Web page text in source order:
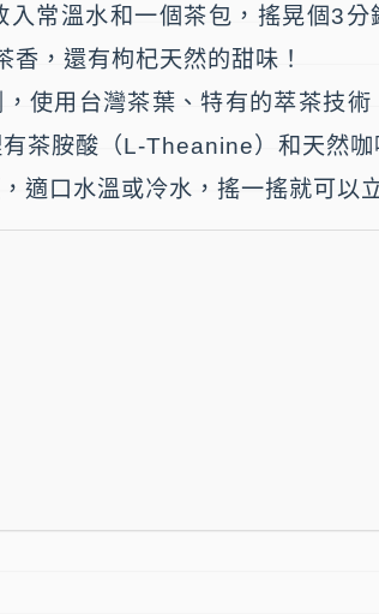
常溫水和一個茶包，搖晃個3分
，還有枸杞天然的甜味！
使用台灣茶葉、特有的萃茶技
茶胺酸（L-Theanine）和天然
適口水溫或冷水，搖一搖就可以